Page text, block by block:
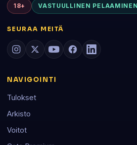
18+ VASTUULLINEN PELAAMINEN
SEURAA MEITÄ
NAVIGOINTI
Tulokset
Arkisto
Voitot